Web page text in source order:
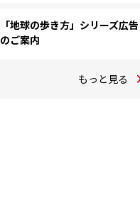
「地球の歩き方」シリーズ広告
のご案内
もっと見る